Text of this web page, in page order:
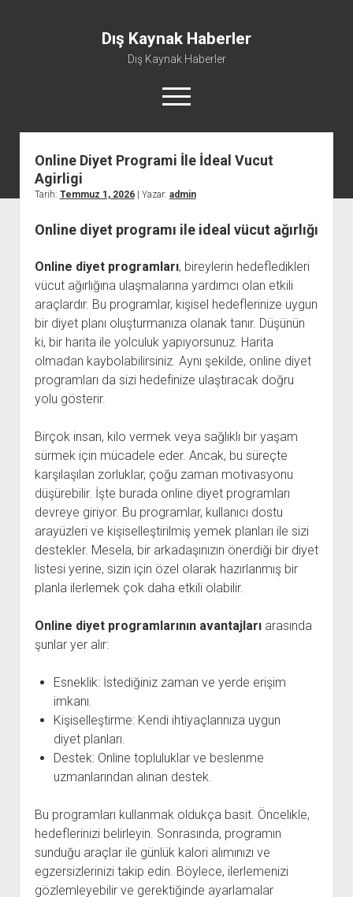
Dış Kaynak Haberler
Dış Kaynak Haberler
menüyü
aç
Facebook Beğeni Arttırma Hilesi
Instagram Gizli Hesap Görme Uygulaması Ücretsiz
Liste
Sayfa Listesi
Online Diyet Programi İle İdeal Vucut
Agirligi
Tarih: Temmuz 1, 2026| Yazar: admin
Online diyet programı ile ideal vücut ağırlığı
Online diyet programları, bireylerin hedefledikleri
vücut ağırlığına ulaşmalarına yardımcı olan etkili
araçlardır. Bu programlar, kişisel hedeflerinize uygun
bir diyet planı oluşturmanıza olanak tanır. Düşünün
ki, bir harita ile yolculuk yapıyorsunuz. Harita
olmadan kaybolabilirsiniz. Aynı şekilde, online diyet
programları da sizi hedefinize ulaştıracak doğru
yolu gösterir.
Birçok insan, kilo vermek veya sağlıklı bir yaşam
sürmek için mücadele eder. Ancak, bu süreçte
karşılaşılan zorluklar, çoğu zaman motivasyonu
düşürebilir. İşte burada online diyet programları
devreye giriyor. Bu programlar, kullanıcı dostu
arayüzleri ve kişiselleştirilmiş yemek planları ile sizi
destekler. Mesela, bir arkadaşınızın önerdiği bir diyet
listesi yerine, sizin için özel olarak hazırlanmış bir
planla ilerlemek çok daha etkili olabilir.
Online diyet programlarının avantajlarıarasında
şunlar yer alır:
Esneklik: İstediğiniz zaman ve yerde erişim
imkanı.
Kişiselleştirme: Kendi ihtiyaçlarınıza uygun
diyet planları.
Destek: Online topluluklar ve beslenme
uzmanlarından alınan destek.
Bu programları kullanmak oldukça basit. Öncelikle,
hedeflerinizi belirleyin. Sonrasında, programın
sunduğu araçlar ile günlük kalori alımınızı ve
egzersizlerinizi takip edin. Böylece, ilerlemenizi
gözlemleyebilir ve gerektiğinde ayarlamalar